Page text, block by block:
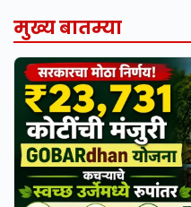
मुख्य बातम्या